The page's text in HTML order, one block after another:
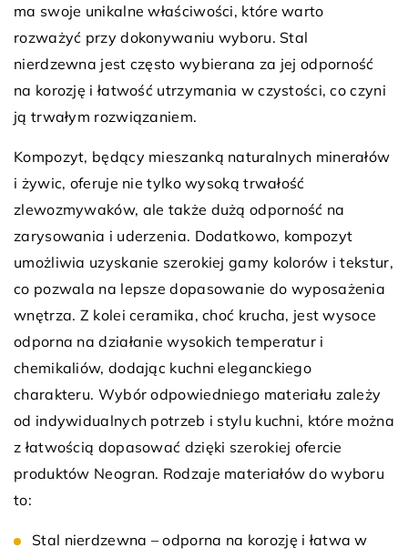
ma swoje unikalne właściwości, które warto
rozważyć przy dokonywaniu wyboru. Stal
nierdzewna jest często wybierana za jej odporność
na korozję i łatwość utrzymania w czystości, co czyni
ją trwałym rozwiązaniem.
Kompozyt, będący mieszanką naturalnych minerałów
i żywic, oferuje nie tylko wysoką trwałość
zlewozmywaków, ale także dużą odporność na
zarysowania i uderzenia. Dodatkowo, kompozyt
umożliwia uzyskanie szerokiej gamy kolorów i tekstur,
co pozwala na lepsze dopasowanie do wyposażenia
wnętrza. Z kolei ceramika, choć krucha, jest wysoce
odporna na działanie wysokich temperatur i
chemikaliów, dodając kuchni eleganckiego
charakteru. Wybór odpowiedniego materiału zależy
od indywidualnych potrzeb i stylu kuchni, które można
z łatwością dopasować dzięki szerokiej ofercie
produktów Neogran. Rodzaje materiałów do wyboru
to:
Stal nierdzewna – odporna na korozję i łatwa w